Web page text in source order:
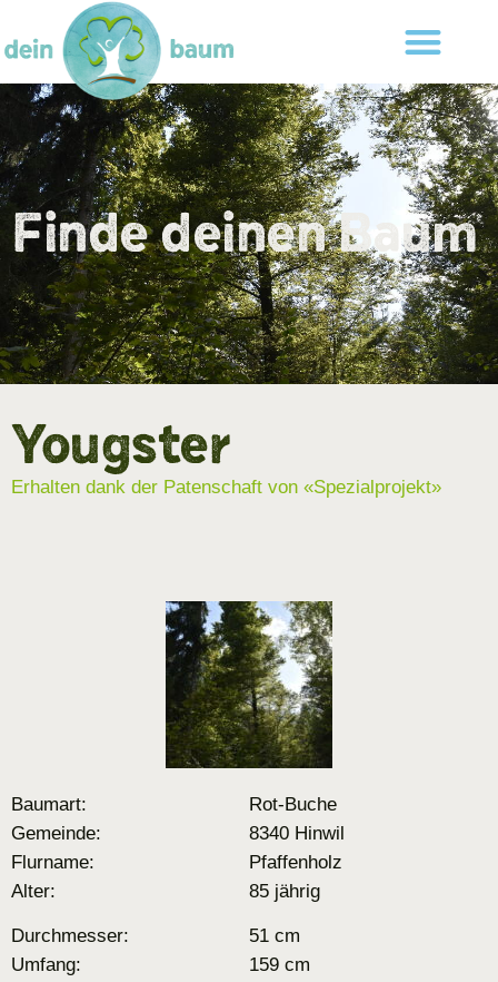
Finde deinen Baum
Yougster
Erhalten dank der Patenschaft von «Spezialprojekt»
Baumart:
Rot-Buche
Gemeinde:
8340 Hinwil
Flurname:
Pfaffenholz
Alter:
85 jährig
Durchmesser:
51 cm
Umfang:
159 cm